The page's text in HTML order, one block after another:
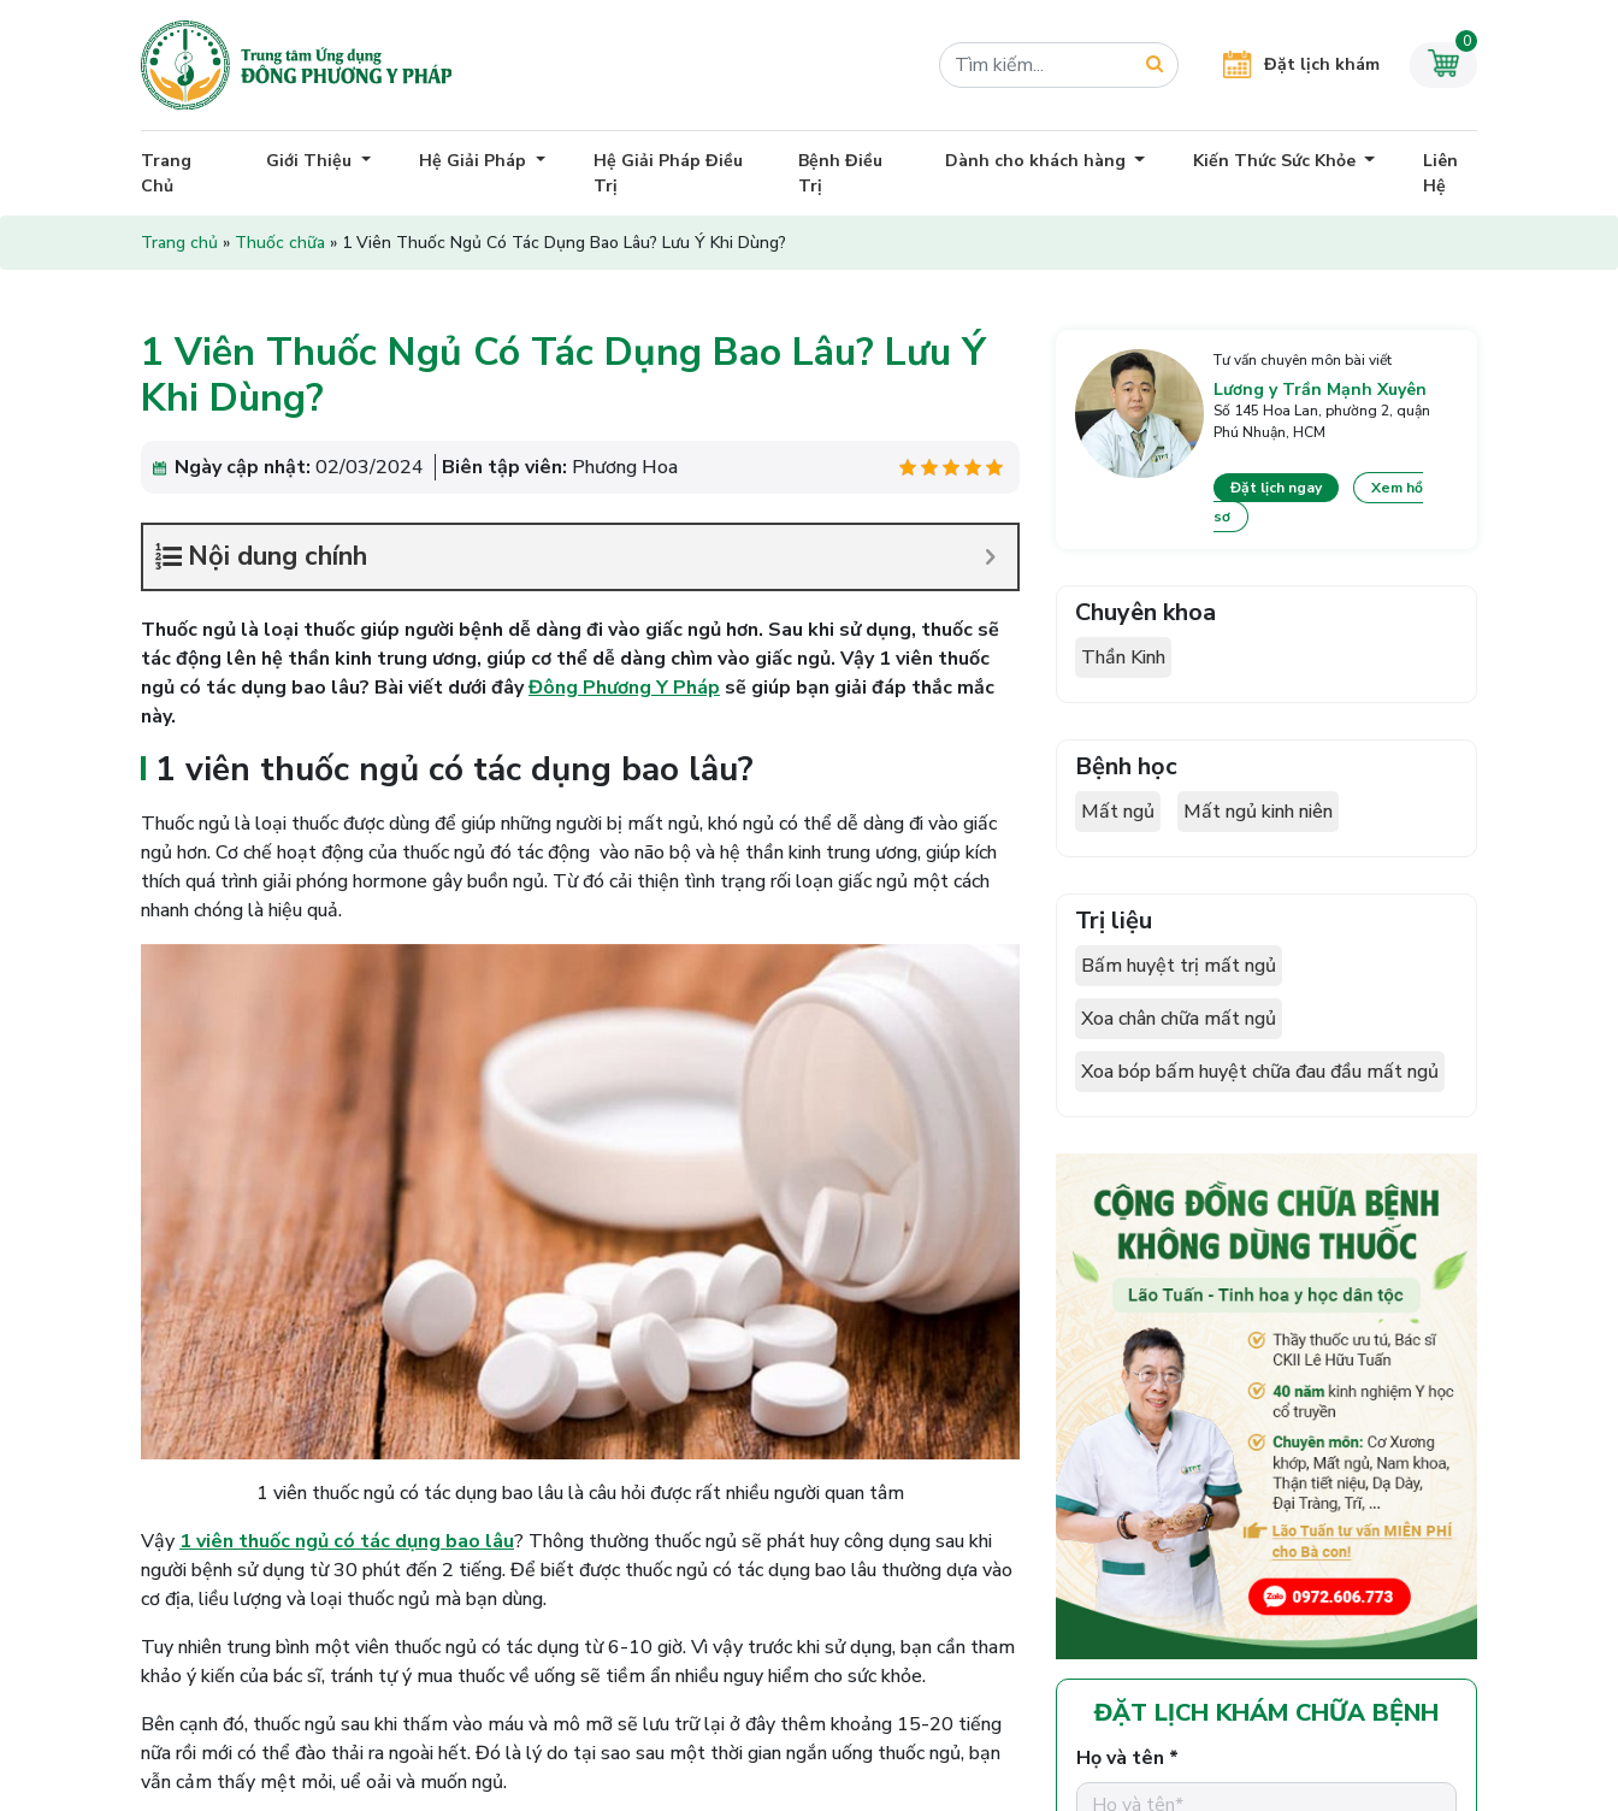
Đặt lịch khám
0
Trang
Chủ
Giới Thiệu Hệ Giải Pháp
Hệ Giải Pháp Điều
Trị
Bệnh Điều
Trị
Dành cho khách hàng Kiến Thức Sức Khỏe
Liên
Hệ
Trang chủ » Thuốc chữa » 1 Viên Thuốc Ngủ Có Tác Dụng Bao Lâu? Lưu Ý Khi Dùng?
1 Viên Thuốc Ngủ Có Tác Dụng Bao Lâu? Lưu Ý
Khi Dùng?
Ngày cập nhật: 02/03/2024 Biên tập viên: Phương Hoa
Nội dung chính
Thuốc ngủ là loại thuốc giúp người bệnh dễ dàng đi vào giấc ngủ hơn. Sau khi sử dụng, thuốc sẽ
tác động lên hệ thần kinh trung ương, giúp cơ thể dễ dàng chìm vào giấc ngủ. Vậy 1 viên thuốc
ngủ có tác dụng bao lâu? Bài viết dưới đâyĐông Phương Y Pháp sẽ giúp bạn giải đáp thắc mắc
này.
1 viên thuốc ngủ có tác dụng bao lâu?
Thuốc ngủ là loại thuốc được dùng để giúp những người bị mất ngủ, khó ngủ có thể dễ dàng đi vào giấc
ngủ hơn. Cơ chế hoạt động của thuốc ngủ đó tác động vào não bộ và hệ thần kinh trung ương, giúp kích
thích quá trình giải phóng hormone gây buồn ngủ. Từ đó cải thiện tình trạng rối loạn giấc ngủ một cách
nhanh chóng là hiệu quả.
1 viên thuốc ngủ có tác dụng bao lâu là câu hỏi được rất nhiều người quan tâm
Vậy 1 viên thuốc ngủ có tác dụng bao lâu? Thông thường thuốc ngủ sẽ phát huy công dụng sau khi
người bệnh sử dụng từ 30 phút đến 2 tiếng. Để biết được thuốc ngủ có tác dụng bao lâu thường dựa vào
cơ địa, liều lượng và loại thuốc ngủ mà bạn dùng.
Tuy nhiên trung bình một viên thuốc ngủ có tác dụng từ 6-10 giờ. Vì vậy trước khi sử dụng, bạn cần tham
khảo ý kiến của bác sĩ, tránh tự ý mua thuốc về uống sẽ tiềm ẩn nhiều nguy hiểm cho sức khỏe.
Bên cạnh đó, thuốc ngủ sau khi thấm vào máu và mô mỡ sẽ lưu trữ lại ở đây thêm khoảng 15-20 tiếng
nữa rồi mới có thể đào thải ra ngoài hết. Đó là lý do tại sao sau một thời gian ngắn uống thuốc ngủ, bạn
vẫn cảm thấy mệt mỏi, uể oải và muốn ngủ.
Tư vấn chuyên môn bài viết
Lương y Trần Mạnh Xuyên
Số 145 Hoa Lan, phường 2, quận
Phú Nhuận, HCM
Đặt lịch ngay
Xem hồ
sơ
Chuyên khoa
Thần Kinh
Bệnh học
Mất ngủ Mất ngủ kinh niên
Trị liệu
Bấm huyệt trị mất ngủ
Xoa chân chữa mất ngủ
Xoa bóp bấm huyệt chữa đau đầu mất ngủ
ĐẶT LỊCH KHÁM CHỮA BỆNH
Họ và tên *